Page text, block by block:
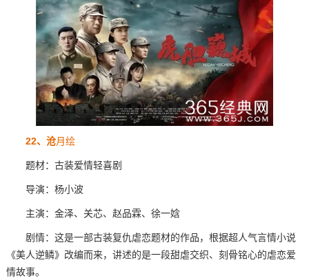
22、沧月绘
题材：古装爱情轻喜剧
导演：杨小波
主演：金泽、关芯、赵品霖、徐一娢
剧情：这是一部古装复仇虐恋题材的作品，根据超人气言情小说
《美人逆鳞》改编而来，讲述的是一段甜虐交织、刻骨铭心的虐恋爱
情故事。